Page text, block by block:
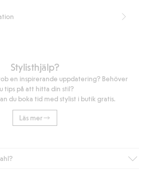
Stylisthjälp?
en inspirerande uppdatering? Behöver
tips på att hitta din stil?
du boka tid med stylist i butik gratis.
Läs mer